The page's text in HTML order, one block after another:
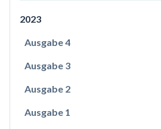
2023
Ausgabe 4
Ausgabe 3
Ausgabe 2
Ausgabe 1